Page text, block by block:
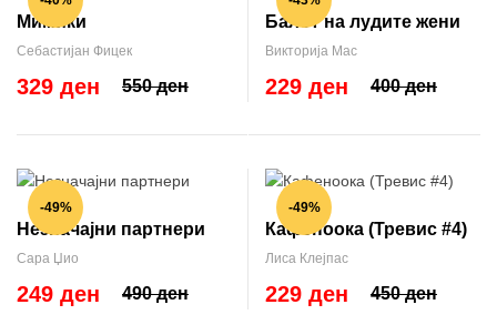
Мимики
Себастијан Фицек
550 ден
329 ден
Балот на лудите жени
Викторија Мас
400 ден
229 ден
-49%
Незначајни партнери
Сара Џио
490 ден
249 ден
-49%
Кафеноока (Тревис #4)
Лиса Клејпас
450 ден
229 ден